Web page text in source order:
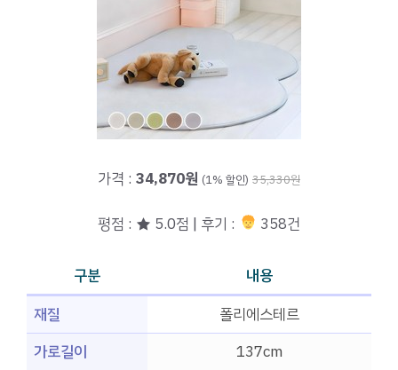
가격 : 34,870원 (1% 할인) 35,330원
평점 : ★ 5.0점 | 후기 : 358건
구분
내용
재질
폴리에스테르
가로길이
137cm